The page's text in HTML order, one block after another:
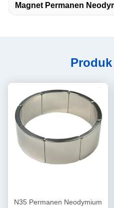
Magnet Permanen
N35 Permanen Neodymium